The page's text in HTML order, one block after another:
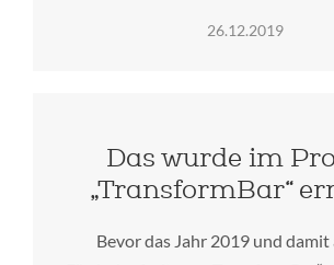
26.12.2019
Das wurde im
„TransformBar“
Bevor das Jahr 2019 und damit